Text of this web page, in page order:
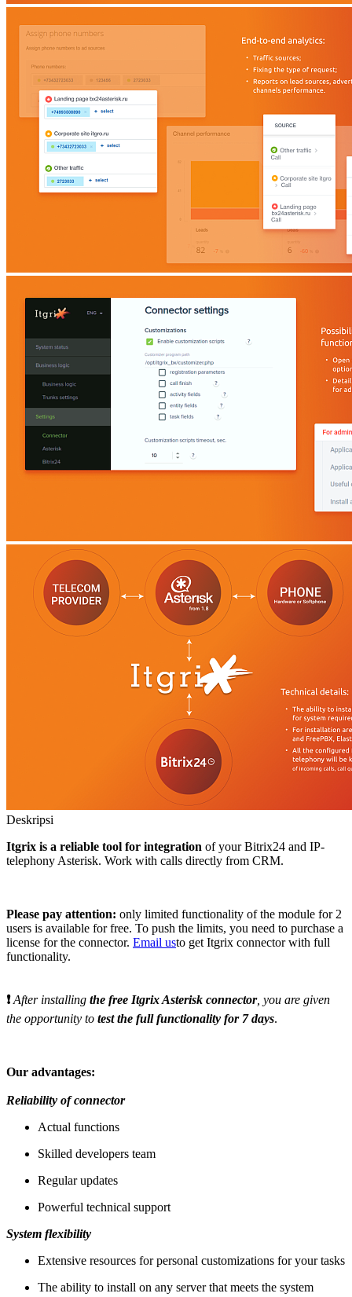
Deskripsi
Itgrix is a reliable tool for integration of your Bitrix24 and IP-
telephony Asterisk. Work with calls directly from CRM.
Please pay attention: only limited functionality of the module for 2
users is available for free. To push the limits, you need to purchase a
license for the connector. Email usto get Itgrix connector with full
functionality.
❗After installing the free Itgrix Asterisk connector, you are given
the opportunity to test the full functionality for 7 days.
Our advantages:
Reliability of connector
Actual functions
Skilled developers team
Regular updates
Powerful technical support
System flexibility
Extensive resources for personal customizations for your tasks
The ability to install on any server that meets the system